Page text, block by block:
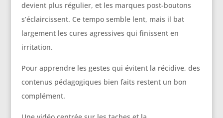
devient plus régulier, et les marques post-boutons
s’éclaircissent. Ce tempo semble lent, mais il bat
largement les cures agressives qui finissent en
irritation.
Pour apprendre les gestes qui évitent la récidive, des
contenus pédagogiques bien faits restent un bon
complément.